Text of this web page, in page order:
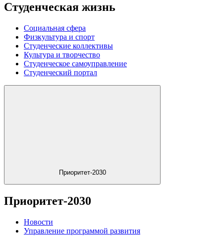
Студенческая жизнь
Социальная сфера
Физкультура и спорт
Студенческие коллективы
Культура и творчество
Студенческое самоуправление
Студенческий портал
Приоритет-2030
Приоритет-2030
Новости
Управление программой развития